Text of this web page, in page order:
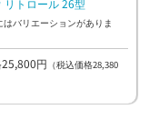
はバリエーションがありま
円 （税込価格28,380